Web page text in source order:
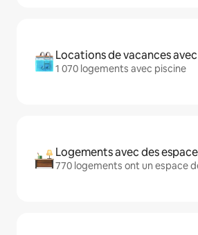
Locations de vacances
1 070 logements avec piscine
Logements avec des
770 logements ont un espace